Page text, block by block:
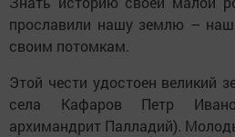
прославили нашу землю –
своим потомкам.
Этой чести удостоен великий
села Кафаров Петр
архимандрит Палладий).